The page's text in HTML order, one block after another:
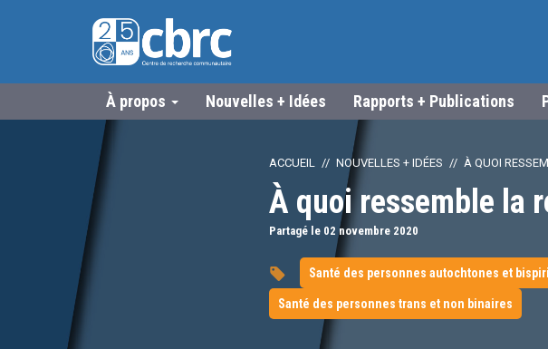
À propos Nouvelles + Idées Rapports + Publications
ACCUEIL NOUVELLES + IDÉES À QUOI
À quoi ressemble la
Partagé le 02 novembre 2020
Santé des personnes autochtones et
Santé des personnes trans et non binaires